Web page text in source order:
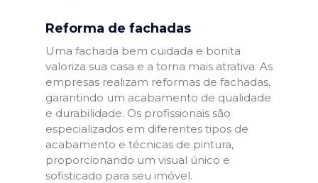
Reforma de fachadas
Uma fachada bem cuidada e bonita
valoriza sua casa e a torna mais atrativa. As
empresas realizam reformas de fachadas,
garantindo um acabamento de qualidade
e durabilidade. Os profissionais são
especializados em diferentes tipos de
acabamento e técnicas de pintura,
proporcionando um visual único e
sofisticado para seu imóvel.